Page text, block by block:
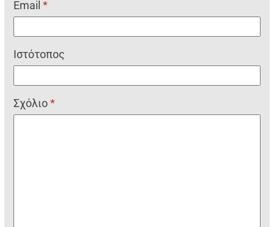
Email*
Ιστότοπος
Σχόλιο*